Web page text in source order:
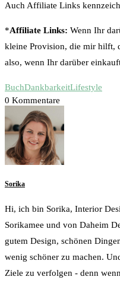
Auch Affiliate Links
*Affiliate Links: Wenn Ihr
kleine Provision, die mir hilft,
also, wenn Ihr darüber
BuchDankbarkeitLifestyle
0 Kommentare
Sorika
Hi, ich bin Sorika, Interior
Sorikamee und von Daheim
gutem Design, schönen
wenig schöner zu machen.
Ziele zu verfolgen - denn